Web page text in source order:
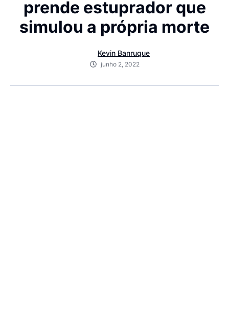
prende estuprador que
simulou a própria morte
Kevin Banruque
junho 2, 2022